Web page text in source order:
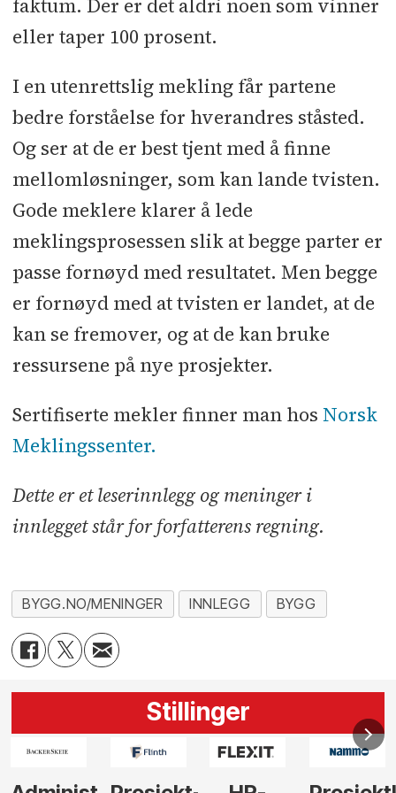
faktum. Der er det aldri noen som vinner
eller taper 100 prosent.
I en utenrettslig mekling får partene
bedre forståelse for hverandres ståsted.
Og ser at de er best tjent med å finne
mellomløsninger, som kan lande tvisten.
Gode meklere klarer å lede
meklingsprosessen slik at begge parter er
passe fornøyd med resultatet. Men begge
er fornøyd med at tvisten er landet, at de
kan se fremover, og at de kan bruke
ressursene på nye prosjekter.
Sertifiserte mekler finner man hos Norsk
Meklingssenter.
Dette er et leserinnlegg og meninger i
innlegget står for forfatterens regning.
BYGG.NO/MENINGER INNLEGG BYGG
Stillinger